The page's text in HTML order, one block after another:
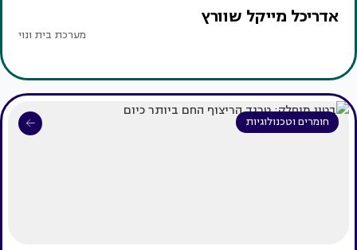
אדריכל מייקל שוורץ
מערכת בית ונוי
חומרים וטכנולוגיות